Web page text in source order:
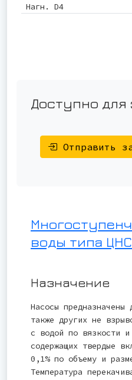
Нагн. D4
Доступно для
Отправить
воды типа ЦНС
Назначение
Насосы
также других не
с водой по вязкости и
содержащих твердые
0,1% по объему и
Температура